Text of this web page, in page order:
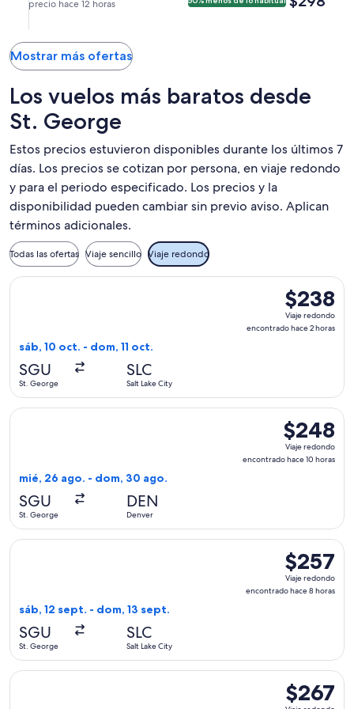
llegada
a
las
7:49
a
Phoenix.
St.
Phoenix
ago.
las
7:30
a. m.
de
St.
George
llegada
a
las
7:49
a. m.
a
Phoenix.
ago.
de
Phoenix
a
las
11:10
a. m.
St.
George.
directo
precio hace 12 horas
Mostrar más ofertas
Los vuelos más baratos desde
St. George
Estos precios estuvieron disponibles durante los últimos 7
días. Los precios se cotizan por persona, en viaje redondo
y para el periodo especificado. Los precios y la
disponibilidad pueden cambiar sin previo aviso. Aplican
términos adicionales.
Todas las ofertas Viaje sencillo Viaje redondo
$238
Viaje
redondo,
horas
$238
Viaje redondo
encontrado hace 2 horas
sáb, 10 oct. - dom, 11 oct.
SGU
St. George
SLC
Salt Lake City
Seleccionar vuelo de Delta, con salida el sáb, 10 oct.
$248
Viaje
redondo,
horas
$248
Viaje redondo
encontrado hace 10 horas
mié, 26 ago. - dom, 30 ago.
SGU
St. George
DEN
Denver
Seleccionar vuelo de United, con salida el mié, 26 ago.
$257
Viaje
redondo,
horas
$257
Viaje redondo
encontrado hace 8 horas
sáb, 12 sept. - dom, 13 sept.
SGU
St. George
SLC
Salt Lake City
Seleccionar vuelo de American Airlines, con salida el sáb,
$267
Viaje
$267
Seleccionar vuelo de Delta, con salida el jue, 1 oct. desde